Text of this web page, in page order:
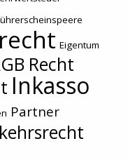
Eigentum
Recht
Inkasso
Partner